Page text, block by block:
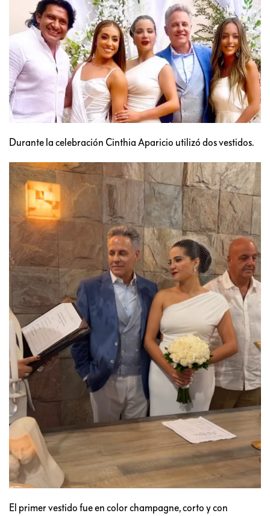
Durante la celebración Cinthia Aparicio utilizó dos vestidos.
El primer vestido fue en color champagne, corto y con